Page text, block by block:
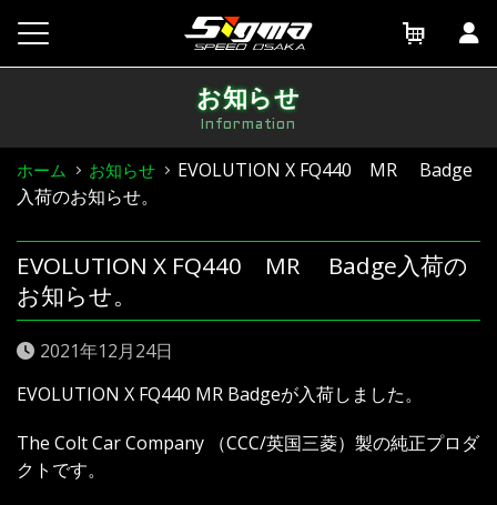
content
お知らせ
Information
ホーム お知らせ
EVOLUTION X FQ440 MR Badge
入荷のお知らせ。
EVOLUTION X FQ440 MR Badge入荷の
お知らせ。
2021年12月24日
EVOLUTION X FQ440 MR Badgeが入荷しました。
The Colt Car Company （CCC/英国三菱）製の純正プロダ
クトです。